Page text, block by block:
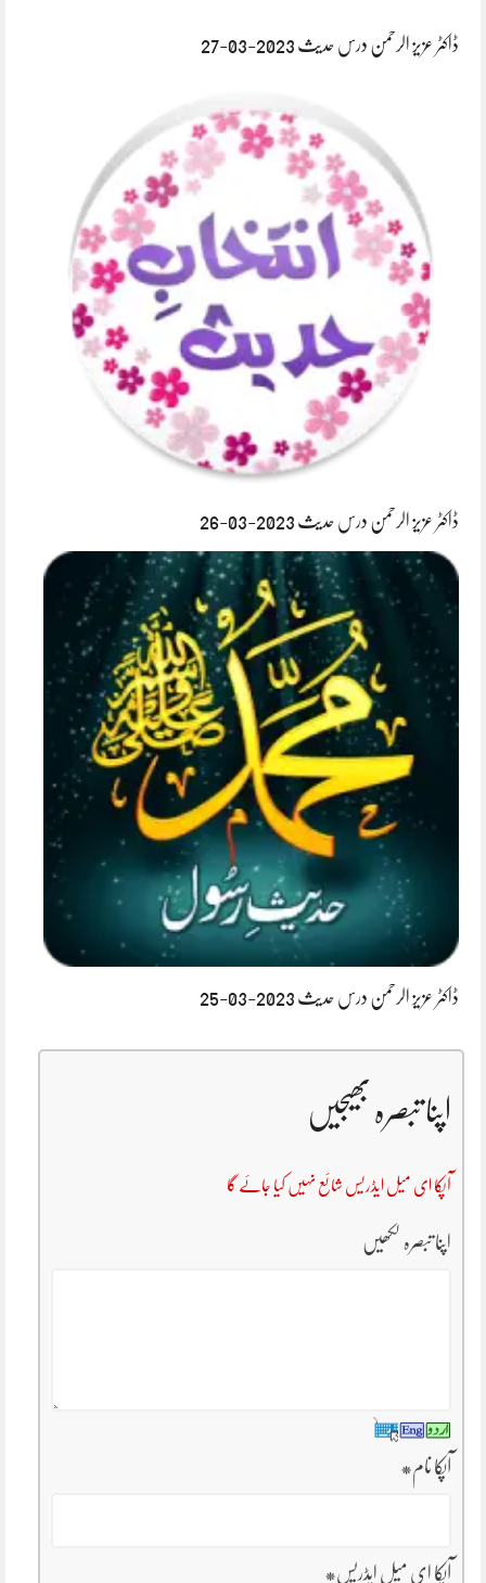
ڈاکٹر عزیز الرحمن درس حدیث 2023-03-27
ڈاکٹر عزیز الرحمن درس حدیث 2023-03-26
ڈاکٹر عزیز الرحمن درس حدیث 2023-03-25
اپنا تبصرہ بھیجیں
آپکا ای میل ایڈریس شائع نہیں کیا جائے گا
اپنا تبصرہ لکھیں
آپکا نام*
آپکا ای میل ایڈریس*